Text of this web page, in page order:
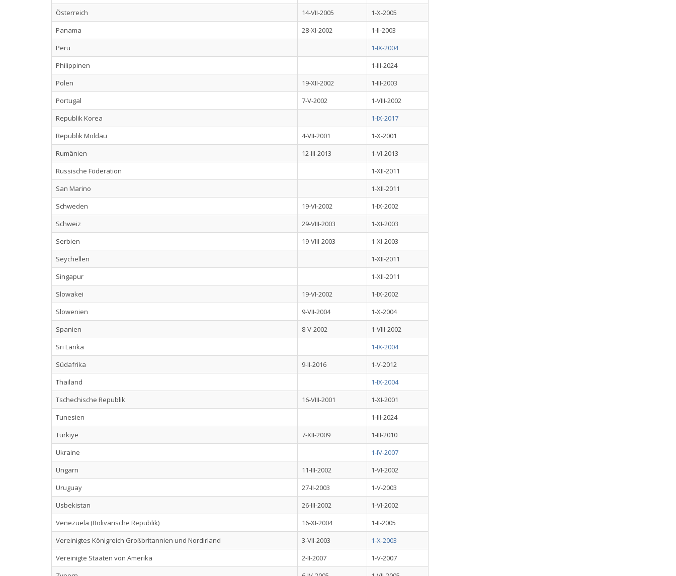
Österreich
14-VII-2005
1-X-2005
Panama
28-XI-2002
1-II-2003
Peru
1-IX-2004
Philippinen
1-III-2024
Polen
19-XII-2002
1-III-2003
Portugal
7-V-2002
1-VIII-2002
Republik Korea
1-IX-2017
Republik Moldau
4-VII-2001
1-X-2001
Rumänien
12-III-2013
1-VI-2013
Russische Föderation
1-XII-2011
San Marino
1-XII-2011
Schweden
19-VI-2002
1-IX-2002
Schweiz
29-VIII-2003
1-XI-2003
Serbien
19-VIII-2003
1-XI-2003
Seychellen
1-XII-2011
Singapur
1-XII-2011
Slowakei
19-VI-2002
1-IX-2002
Slowenien
9-VII-2004
1-X-2004
Spanien
8-V-2002
1-VIII-2002
Sri Lanka
1-IX-2004
Südafrika
9-II-2016
1-V-2012
Thailand
1-IX-2004
Tschechische Republik
16-VIII-2001
1-XI-2001
Tunesien
1-III-2024
Türkiye
7-XII-2009
1-III-2010
Ukraine
1-IV-2007
Ungarn
11-III-2002
1-VI-2002
Uruguay
27-II-2003
1-V-2003
Usbekistan
26-III-2002
1-VI-2002
Venezuela (Bolivarische Republik)
16-XI-2004
1-II-2005
Vereinigtes Königreich Großbritannien und Nordirland
3-VII-2003
1-X-2003
Vereinigte Staaten von Amerika
2-II-2007
1-V-2007